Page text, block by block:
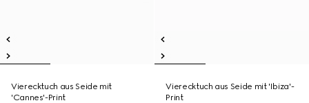
Vierecktuch aus Seide mit
'Cannes'-Print
Vierecktuch aus Seide mit 'Ibiza'-
Print